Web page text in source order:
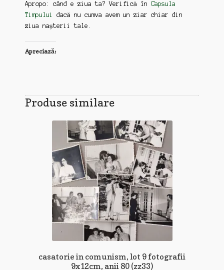
Apropo: când e ziua ta? Verifică în Capsula
Timpului
dacă nu cumva avem un ziar chiar din
ziua nașterii tale.
Apreciază:
Produse similare
casatorie in comunism, lot 9 fotografii
9x12cm, anii 80 (zz33)